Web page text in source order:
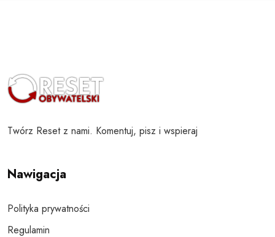
Twórz Reset z nami. Komentuj, pisz i wspieraj
Nawigacja
Polityka prywatności
Regulamin